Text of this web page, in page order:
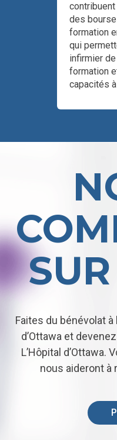
des
formation
qui
infirmier
formation
capacités à
Faites du bénévolat à
d’Ottawa et
L’Hôpital
nous aideront à